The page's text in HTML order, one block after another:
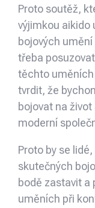
Proto soutěž,
výjimkou aikido
bojových
třeba
těchto uměních
tvrdit, že
bojovat na
moderní
Proto by se
skutečných
bodě zastavit a
uměních při